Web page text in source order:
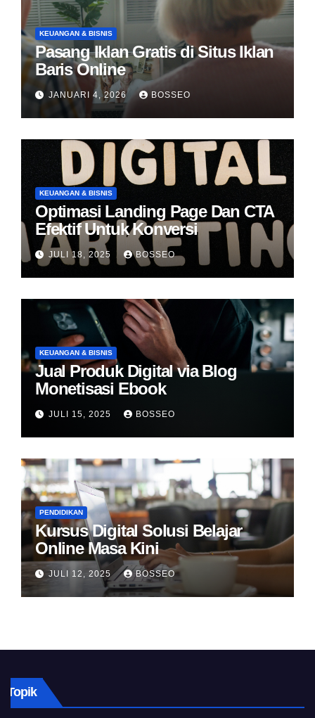
KEUANGAN & BISNIS
Pasang Iklan Gratis di Situs Iklan
Baris Online
JANUARI 4, 2026 BOSSEO
KEUANGAN & BISNIS
Optimasi Landing Page Dan CTA
Efektif Untuk Konversi
JULI 18, 2025 BOSSEO
KEUANGAN & BISNIS
Jual Produk Digital via Blog
Monetisasi Ebook
JULI 15, 2025 BOSSEO
PENDIDIKAN
Kursus Digital Solusi Belajar
Online Masa Kini
JULI 12, 2025 BOSSEO
Topik